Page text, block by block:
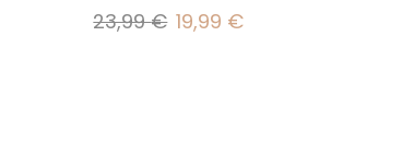
23,99€ 19,99 €